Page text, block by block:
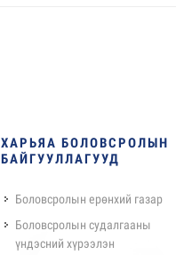
ХАРЬЯА БОЛОВСРОЛЫН
БАЙГУУЛЛАГУУД
Боловсролын ерөнхий газар
Боловсролын судалгааны
үндэсний хүрээлэн